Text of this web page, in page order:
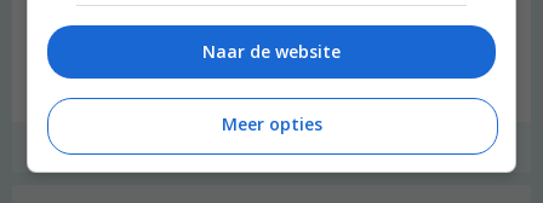
Deel deze post op:
TWITTER FACEBOOK
GROEN REIZEN|GROENE REISJES,REIZEN,SWISS GRAND TOUR ],ZWITSERLAND
Naar de website
Meer opties